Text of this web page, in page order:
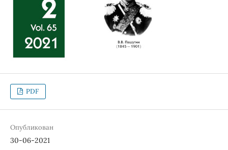
PDF
Опубликован
30-06-2021